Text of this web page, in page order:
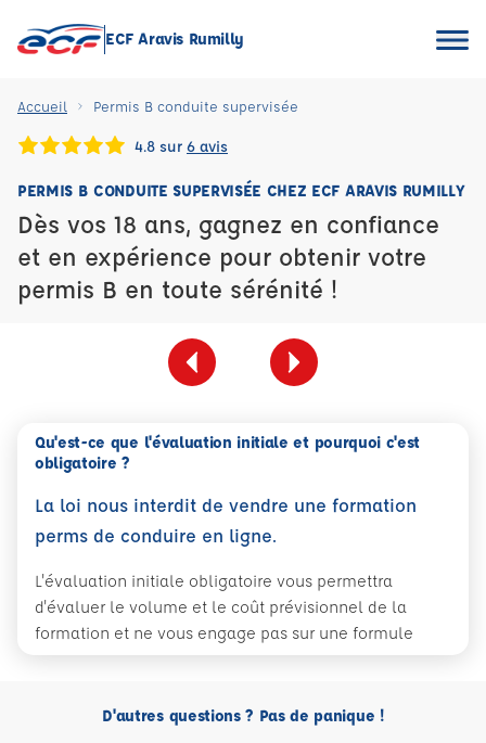
ECF Aravis Rumilly
Accueil Permis B conduite supervisée
4.8 sur 6 avis
PERMIS B CONDUITE SUPERVISÉE CHEZ ECF ARAVIS RUMILLY
Dès vos 18 ans, gagnez en confiance
et en expérience pour obtenir votre
permis B en toute sérénité !
Qu'est-ce que l'évaluation initiale et pourquoi c'est
obligatoire ?
La loi nous interdit de vendre une formation
perms de conduire en ligne.
L'évaluation initiale obligatoire vous permettra
d'évaluer le volume et le coût prévisionnel de la
formation et ne vous engage pas sur une formule
D'autres questions ? Pas de panique !